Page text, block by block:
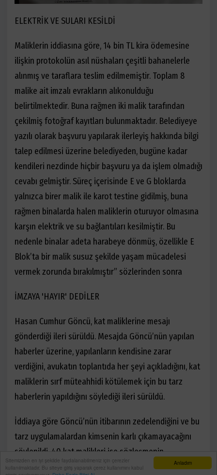
Anladım
Sitemizden en iyi şekilde faydalanabilmeniz için çerezler
kullanılmaktadır. Bu siteye giriş yaparak çerez kullanımını kabul
ELEKTRİK VE SULARI KESİLDİ
Maliklerin iddiasına göre, 14 bin TL kira ödemesine
ilişkin protokolün asıl nüshaları çeşitli bahanelerle
alınmış ve taraflara teslim edilmemiştir. Toplam 8
malike ait imzalı evrakların alıkonulduğu
belirtilmektedir. Buna rağmen iki malik tarafından
çekilmiş fotoğraf kayıtları bulunmaktadır. Belediyeye
yazılı olarak başvuru yapılarak ilerleyiş hakkında bilgi
talep edilmesi üzerine belediyeden, bugüne kadar
kendileri nezdinde hiçbir başvuru ya da işlem olmadığı
cevabı gelmiştir. Süreç içerisinde E ve G bloklarda
yalnızca birer malik ile karot testine gidilmiş, buna
rağmen binalarda halen maliklerin oturuyor olmasına
karşın elektrik ve su bağlantıları kesilmiştir. Bu
nedenle binalar adeta harabeye dönmüş, özellikle E
Blok’ta bir malik susuz şekilde yaşam mücadelesi
vermek zorunda bırakılmıştır” sözlerinden sonra
İMZAYA 'HAYIR' DEDİLER
Hasan Cumhur Göncü, kat maliklerine mesajı
gönderdiği ileri sürüldü. Mesajda Göncü’nün yapılan
haberler üzerine, yapılanların kendisine zarar
verdiğini, avukatın toplantıda her şeyi açıkladığını, kat
maliklerin sırf müteahhidi kötülemek için bu tarz
haberlerin yapıldığını söylediği ileri sürüldü.
İddiaya göre Göncü’nün itibarının zedelendiğini ve bu
tarz uygulamalardan kimsenin karlı çıkamayacağını
söylenildi. 40 kat malikleri ise sözleşmenin
belirsizliklerle dolu olduğunu ve buna imza